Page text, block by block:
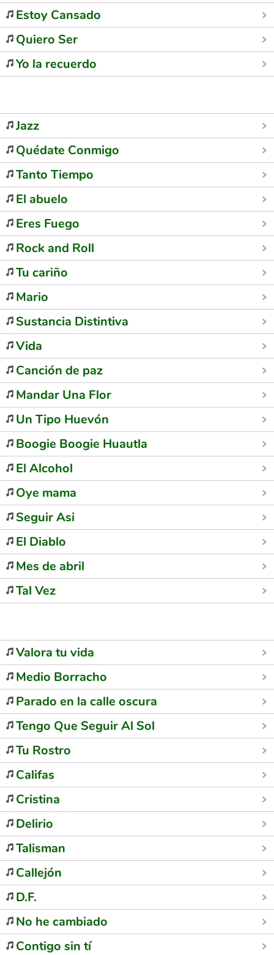
Estoy Cansado
Quiero Ser
Yo la recuerdo
Jazz
Quédate Conmigo
Tanto Tiempo
El abuelo
Eres Fuego
Rock and Roll
Tu cariño
Mario
Sustancia Distintiva
Vida
Canción de paz
Mandar Una Flor
Un Tipo Huevón
Boogie Boogie Huautla
El Alcohol
Oye mama
Seguir Asi
El Diablo
Mes de abril
Tal Vez
Valora tu vida
Medio Borracho
Parado en la calle oscura
Tengo Que Seguir Al Sol
Tu Rostro
Califas
Cristina
Delirio
Talisman
Callejón
D.F.
No he cambiado
Contigo sin tí